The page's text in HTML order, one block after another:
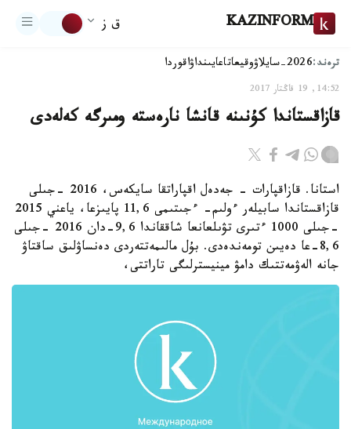
KAZINFORM ق ز
ترەند:2026-سايلاۋ وقيعاتاعايىنداۋاقوردا
14:52, 19 قاڭتار 2017
قازاقستاندا كۇنىنە قانشا نارەستە ومىرگە كەلەدى
استانا. قازاقپارات - جەدەل اقپاراتقا سايكەس، 2016 -جىلى
قازاقستاندا سابيلەر ءولىم- ءجىتىمى 11,6 پايىزعا، ياعني 2015
-جىلى 1000 ءتىرى تۋىلعانعا شاققاندا 9,6-دان 2016 -جىلى
8,6-عا دەيىن تومەندەدى. بۇل مالىمەتتەردى دەنساۋلىق ساقتاۋ
جانە الەۋمەتتىك دامۋ مينيسترلىگى تاراتتى،